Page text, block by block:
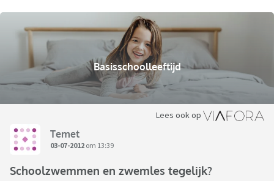
Basisschoolleeftijd
Lees ook op
Temet
03-07-2012 om 13:39
Schoolzwemmen en zwemles tegelijk?